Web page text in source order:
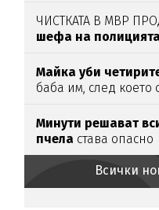
ЧИСТКАТА В МВР
шефа на
Майка уби
баба им, след което
Минути решават
пчела става опасно
Всички